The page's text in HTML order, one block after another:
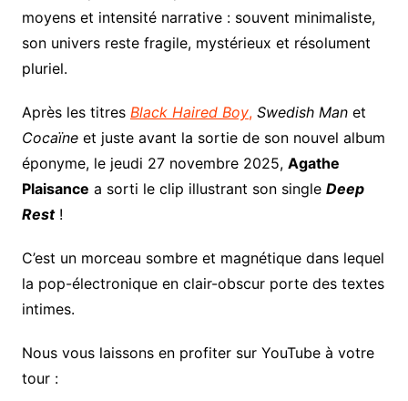
moyens et intensité narrative : souvent minimaliste,
son univers reste fragile, mystérieux et résolument
pluriel.
Après les titres Black Haired Boy, Swedish Manet
Cocaïneet juste avant la sortie de son nouvel album
éponyme, le jeudi 27 novembre 2025, Agathe
Plaisance a sorti le clip illustrant son single Deep
Rest!
C’est un morceau sombre et magnétique dans lequel
la pop-électronique en clair-obscur porte des textes
intimes.
Nous vous laissons en profiter sur YouTube à votre
tour :